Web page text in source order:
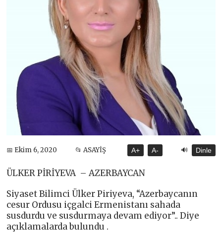
📅 Ekim 6, 2020 📂 ASAYİŞ A+ A- 🔊 Dinle
ÜLKER PİRİYEVA – AZERBAYCAN
Siyaset Bilimci Ülker Piriyeva, “Azerbaycanın
cesur Ordusu içgalci Ermenistanı sahada
susdurdu ve susdurmaya devam ediyor”.. Diye
açıklamalarda bulundu .